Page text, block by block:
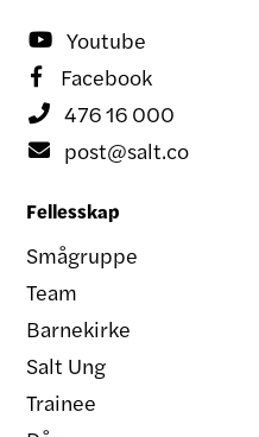
 Youtube
 Facebook
 476 16 000
 post@salt.co
Fellesskap
Smågruppe
Team
Barnekirke
Salt Ung
Trainee